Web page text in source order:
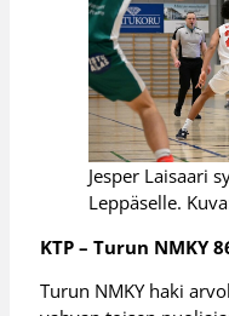
Jesper Laisaari
Leppäselle.
KTP – Turun NMKY
Turun NMKY haki